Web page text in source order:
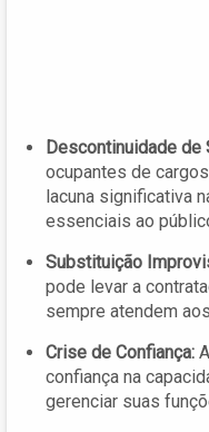
Descontinuidade de
ocupantes de
lacuna significativa
essenciais ao
Substituição
pode levar a
sempre atendem
Crise de Confiança:
confiança na
gerenciar suas